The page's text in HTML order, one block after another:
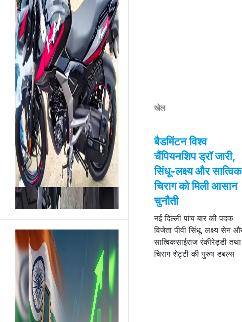
खेल
बैडमिंटन विश्व
चैंपियनशिप ड्रॉ जारी,
सिंधू-लक्ष्य और
चिराग को मिली आसान
चुनौती
नई दिल्ली पांच बार की पदक
विजेता पीवी सिंधू, लक्ष्य सेन
सात्विकसाईराज रंकीरेड्डी तथा
चिराग शेट्टी की पुरुष डबल्स